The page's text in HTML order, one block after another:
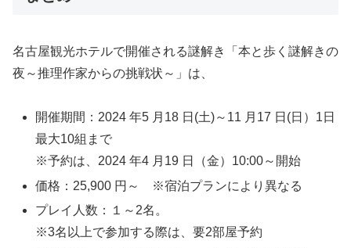
名古屋観光ホテルで開催される謎解き「本と歩く謎解きの
夜～推理作家からの挑戦状～」は、
開催期間：2024 年5 月18 日(土)～11 月17 日(日）1日
最大10組まで
※予約は、2024 年4 月19 日（金）10:00～開始
価格：25,900 円～ ※宿泊プランにより異なる
プレイ人数：１～2名。
※3名以上で参加する際は、要2部屋予約